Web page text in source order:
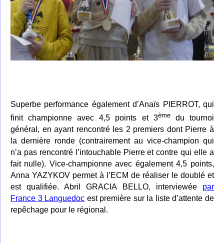
Superbe performance également d’Anaïs PIERROT, qui
finit championne avec 4,5 points et 3èmedu tournoi
général, en ayant rencontré les 2 premiers dont Pierre à
la dernière ronde (contrairement au vice-champion qui
n’a pas rencontré l’intouchable Pierre et contre qui elle a
fait nulle). Vice-championne avec également 4,5 points,
Anna YAZYKOV permet à l’ECM de réaliser le doublé et
est qualifiée. Abril GRACIA BELLO, interviewée
par
France 3 Languedoc est première sur la liste d’attente de
repêchage pour le régional.